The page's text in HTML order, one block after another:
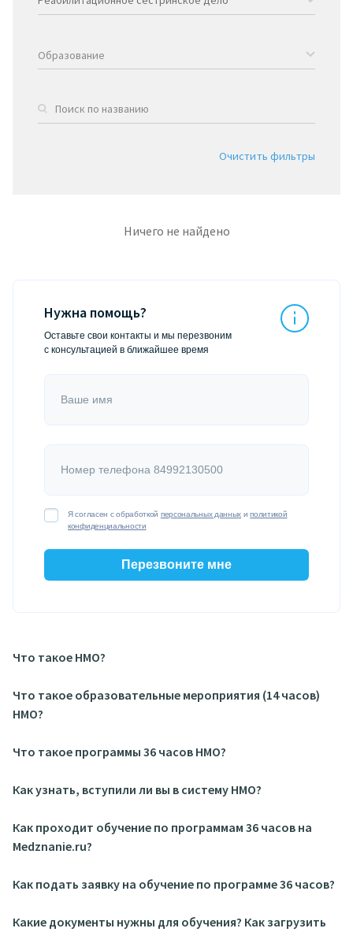
Образование
Очистить фильтры
Ничего не найдено
Нужна помощь?
Оставьте свои контакты и мы перезвоним
с консультацией в ближайшее время
Ваше имя
Номер телефона 84992130500
Я согласен с обработкой персональных данных иполитикой
конфиденциальности
Перезвоните мне
Что такое НМО?
Что такое образовательные мероприятия (14 часов)
НМО?
Что такое программы 36 часов НМО?
Как узнать, вступили ли вы в систему НМО?
Как проходит обучение по программам 36 часов на
Medznanie.ru?
Как подать заявку на обучение по программе 36 часов?
Какие документы нужны для обучения? Как загрузить